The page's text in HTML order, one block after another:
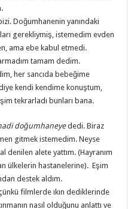
Doğumhanenin yanındaki
gerekliymiş, istemedim evden
ama ebe kabul etmedi.
tamam dedim.
her sancıda bebeğime
kendi kendime konuştum,
tekrarladı bunları bana.
doğumhaneyededi. Biraz
gitmek istemedim. Neyse
denilen alete yattım. (Hayranım
ülkelerin hastanelerine). Eşim
destek aldım.
filmlerde ıkın dediklerinde
nasıl olduğunu anlattı ve